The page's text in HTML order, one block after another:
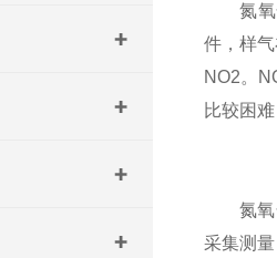
氮氧化
件，样
NO2。
比较困
氮氧化
采集测